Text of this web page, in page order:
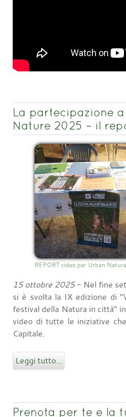
La partecipazione
Nature 2025 – il
REPORT video per Urban
15 ottobre 2025- Nel fine
si è svolta la IX edizione di
festival della Natura in città”
video di tutte le iniziative
Capitale.
Leggi tutto...
Prenota per te e la